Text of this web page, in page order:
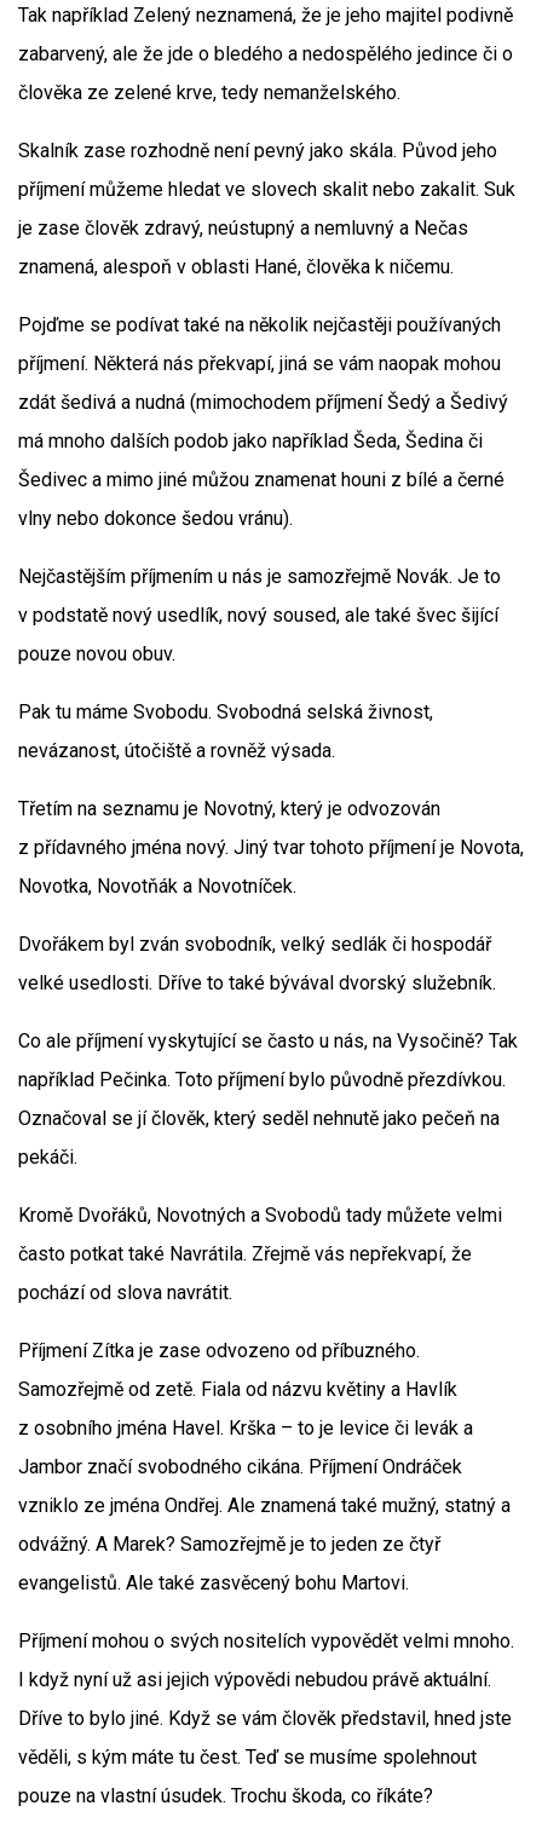
Tak například Zelený neznamená, že je jeho majitel podivně
zabarvený, ale že jde o bledého a nedospělého jedince či o
člověka ze zelené krve, tedy nemanželského.
Skalník zase rozhodně není pevný jako skála. Původ jeho
příjmení můžeme hledat ve slovech skalit nebo zakalit. Suk
je zase člověk zdravý, neústupný a nemluvný a Nečas
znamená, alespoň v oblasti Hané, člověka k ničemu.
Pojďme se podívat také na několik nejčastěji používaných
příjmení. Některá nás překvapí, jiná se vám naopak mohou
zdát šedivá a nudná (mimochodem příjmení Šedý a Šedivý
má mnoho dalších podob jako například Šeda, Šedina či
Šedivec a mimo jiné můžou znamenat houni z bílé a černé
vlny nebo dokonce šedou vránu).
Nejčastějším příjmením u nás je samozřejmě Novák. Je to
v podstatě nový usedlík, nový soused, ale také švec šijící
pouze novou obuv.
Pak tu máme Svobodu. Svobodná selská živnost,
nevázanost, útočiště a rovněž výsada.
Třetím na seznamu je Novotný, který je odvozován
z přídavného jména nový. Jiný tvar tohoto příjmení je Novota,
Novotka, Novotňák a Novotníček.
Dvořákem byl zván svobodník, velký sedlák či hospodář
velké usedlosti. Dříve to také bývával dvorský služebník.
Co ale příjmení vyskytující se často u nás, na Vysočině? Tak
například Pečinka. Toto příjmení bylo původně přezdívkou.
Označoval se jí člověk, který seděl nehnutě jako pečeň na
pekáči.
Kromě Dvořáků, Novotných a Svobodů tady můžete velmi
často potkat také Navrátila. Zřejmě vás nepřekvapí, že
pochází od slova navrátit.
Příjmení Zítka je zase odvozeno od příbuzného.
Samozřejmě od zetě. Fiala od názvu květiny a Havlík
z osobního jména Havel. Krška – to je levice či levák a
Jambor značí svobodného cikána. Příjmení Ondráček
vzniklo ze jména Ondřej. Ale znamená také mužný, statný a
odvážný. A Marek? Samozřejmě je to jeden ze čtyř
evangelistů. Ale také zasvěcený bohu Martovi.
Příjmení mohou o svých nositelích vypovědět velmi mnoho.
I když nyní už asi jejich výpovědi nebudou právě aktuální.
Dříve to bylo jiné. Když se vám člověk představil, hned jste
věděli, s kým máte tu čest. Teď se musíme spolehnout
pouze na vlastní úsudek. Trochu škoda, co říkáte?